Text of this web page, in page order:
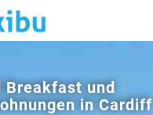
Breakfast und
in Cardiff